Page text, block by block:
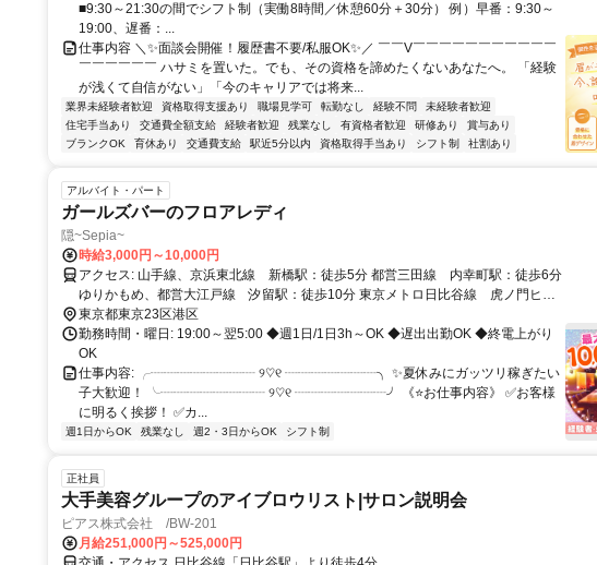
■9:30～21:30の間でシフト制（実働8時間／休憩60分＋30分） 例）早番：9:30～
19:00、遅番：...
仕事内容 ＼✨面談会開催！履歴書不要/私服OK✨／ ￣￣V￣￣￣￣￣￣￣￣￣￣￣
￣￣￣￣￣￣ ハサミを置いた。でも、その資格を諦めたくないあなたへ。 「経験
が浅くて自信がない」「今のキャリアでは将来...
業界未経験者歓迎 資格取得支援あり 職場見学可 転勤なし 経験不問
未経験者歓迎
住宅手当あり
交通費全額支給 経験者歓迎 残業なし 有資格者歓迎 研修あり
賞与あり
ブランクOK
育休あり 交通費支給 駅近5分以内 資格取得手当あり シフト制 社割あり
アルバイト・パート
ガールズバーのフロアレディ
隠~Sepia~
時給3,000円～10,000円
アクセス: 山手線、京浜東北線 新橋駅：徒歩5分 都営三田線 内幸町駅：徒歩6分
ゆりかもめ、都営大江戸線 汐留駅：徒歩10分 東京メトロ日比谷線 虎ノ門ヒル
ズ駅：徒歩11分 東京メトロ銀座線 虎ノ門駅：徒歩11分
東京都東京23区港区
勤務時間・曜日: 19:00～翌5:00 ◆週1日/1日3h～OK ◆遅出出勤OK ◆終電上がり
OK
仕事内容: ╭┈┈┈┈┈┈┈┈ ୨♡୧ ┈┈┈┈┈┈┈╮ ✨️夏休みにガッツリ稼ぎたい
子大歓迎！ ╰┈┈┈┈┈┈┈┈ ୨♡୧ ┈┈┈┈┈┈┈╯ 《⭐️お仕事内容》 ✅️お客様
に明るく挨拶！ ✅️カ...
週1日からOK 残業なし 週2・3日からOK シフト制
正社員
大手美容グループのアイブロウリスト|サロン説明会
ピアス株式会社 /BW-201
月給251,000円～525,000円